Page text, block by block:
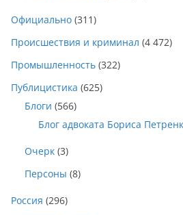
Официально (311)
Происшествия и криминал (4 472)
Промышленность (322)
Публицистика (625)
Блоги (566)
Блог адвоката Бориса
Очерк (3)
Персоны (8)
Россия (296)